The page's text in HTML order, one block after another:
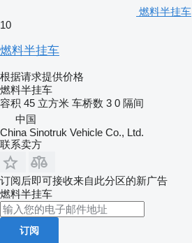
燃料半挂车
10
燃料半挂车
根据请求提供价格
燃料半挂车
容积 45 立方米 车桥数 3 0 隔间
中国
China Sinotruk Vehicle Co., Ltd.
联系卖方
订阅后即可接收来自此分区的新广告
燃料半挂车
订阅